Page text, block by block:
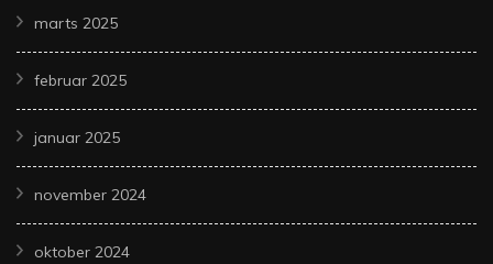
marts 2025
februar 2025
januar 2025
november 2024
oktober 2024